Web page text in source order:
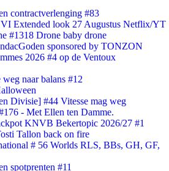
contractverlenging #83
Extended look 27 Augustus Netflix/YT
#1318 Drone baby drone
sponsored by TONZON
2026 #4 op de Ventoux
naar balans #12
Divisie] #44 Vitesse mag weg
- Met Ellen ten Damme.
KNVB Bekertopic 2026/27 #1
Tallon back on fire
# 56 Worlds RLS, BBs, GH, GF,
spotprenten #11